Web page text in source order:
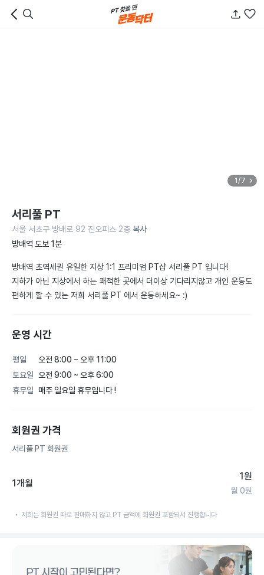
1/7
서리풀 PT
서울 서초구 방배로 92 진오피스 2층 복사
방배역 도보 1분
방배역 초역세권 유일한 지상 1:1 프리미엄 PT샵 서리풀 PT 입니다!
지하가 아닌 지상에서 하는 쾌적한 곳에서 더이상 기다리지않고 개인 운동도
편하게 할 수 있는 저희 서리풀 PT 에서 운동하세요~ :)
운영 시간
평일
오전 8:00 ~ 오후 11:00
토요일
오전 9:00 ~ 오후 6:00
휴무일
매주 일요일 휴무입니다 !
회원권 가격
서리풀 PT 회원권
1개월
1원
월 0원
저희는 회원권 따로 판매하지 않고 PT 금액에 회원권 포함되서 진행합니다